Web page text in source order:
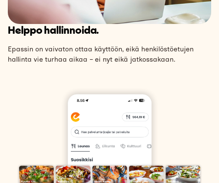
Helppo hallinnoida.
Epassin on vaivaton ottaa käyttöön, eikä henkilöstöetujen
hallinta vie turhaa aikaa – ei nyt eikä jatkossakaan.